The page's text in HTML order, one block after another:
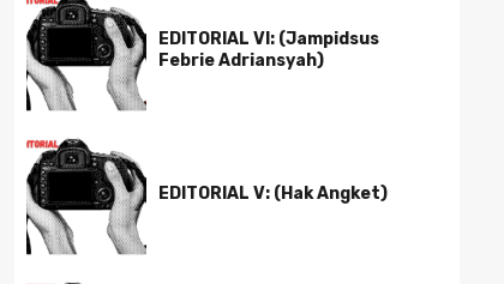
EDITORIAL VI: (Jampidsus
Febrie Adriansyah)
EDITORIAL V: (Hak Angket)